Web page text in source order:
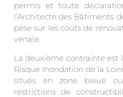
permis et toute
l’Architecte des Bâtiments
pèse sur les coûts de
vénale.
La deuxième contrainte est
Risque Inondation de la
situés en zone bleue
restrictions de